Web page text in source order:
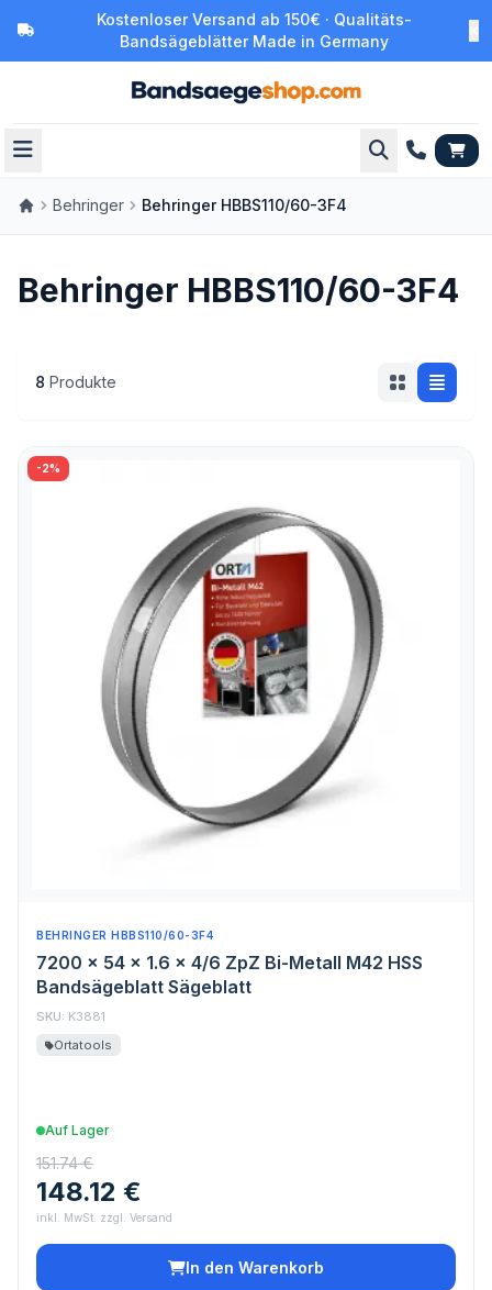
Kostenloser Versand ab 150€ · Qualitäts-
Bandsägeblätter Made in Germany
Behringer Behringer HBBS110/60-3F4
Behringer HBBS110/60-3F4
8 Produkte
-2%
BEHRINGER HBBS110/60-3F4
7200 x 54 x 1.6 x 4/6 ZpZ Bi-Metall M42 HSS
Bandsägeblatt Sägeblatt
SKU: K3881
Ortatools
Auf Lager
151.74 €
148.12 €
inkl. MwSt. zzgl. Versand
In den Warenkorb